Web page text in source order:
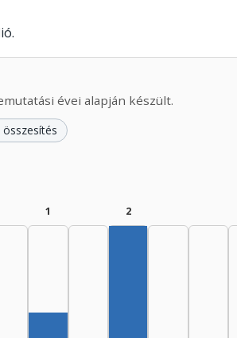
évei alapján készült.
1 2